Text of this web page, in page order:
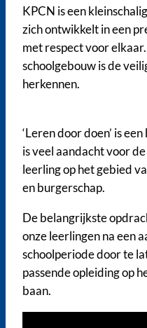
KPCN is een
zich ontwikkelt in een
met respect voor
schoolgebouw is de
herkennen.
‘Leren door doen’ is
is veel aandacht voor
leerling op het gebied
en burgerschap.
De belangrijkste
onze leerlingen na een
schoolperiode door te
passende opleiding op
baan.